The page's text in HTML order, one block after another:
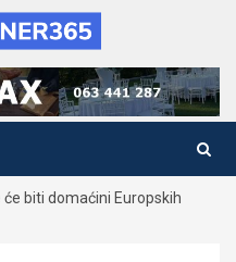
biti domaćini Europskih